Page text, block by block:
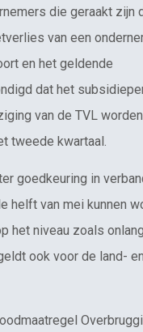
die geraakt zijn
van een
en het geldende
dat het
van de TVL
tweede kwartaal.
goedkeuring in
helft van mei kunnen
het niveau zoals
ook voor de land- en